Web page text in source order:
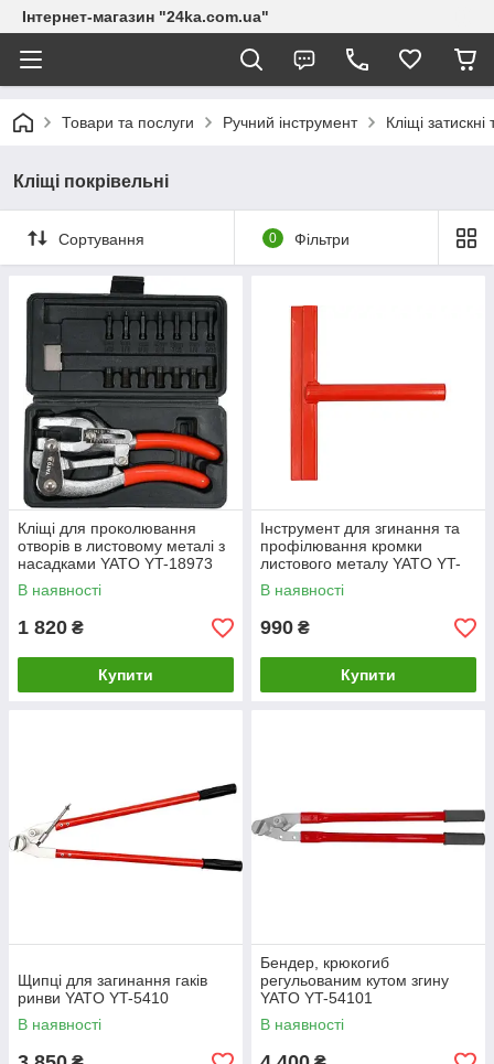
Інтернет-магазин "24ka.com.ua"
Товари та послуги Ручний інструмент Кліщі
Кліщі покрівельні
Сортування 0 Фільтри
Кліщі для проколювання
отворів в листовому металі з
насадками YATO YT-18973
В наявності
1 820 ₴
Купити
Інструмент для згинання та
профілювання кромки
листового металу YATO YT-
54090
В наявності
990 ₴
Купити
Щипці для загинання гаків
ринви YATO YT-5410
В наявності
Бендер, крюкогиб
регульованим кутом згину
YATO YT-54101
В наявності